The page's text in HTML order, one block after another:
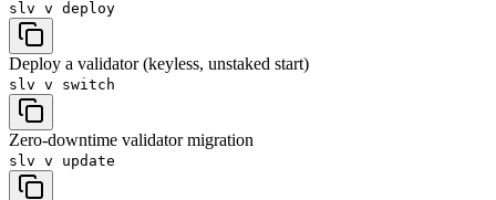
slv v deploy
Deploy a validator (keyless, unstaked start)
slv v switch
Zero-downtime validator migration
slv v update